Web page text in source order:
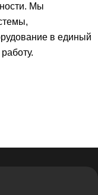
Мы
в единый